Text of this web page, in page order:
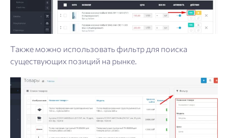
Также можно использовать фильтр для поиска
существующих позиций на рынке.